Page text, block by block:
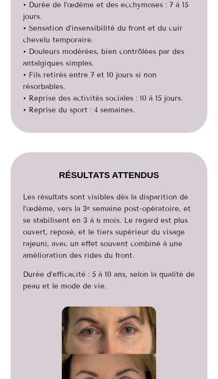
• Durée de l’œdème et des ecchymoses : 7 à 15
jours.
• Sensation d’insensibilité du front et du cuir
chevelu temporaire.
• Douleurs modérées, bien contrôlées par des
antalgiques simples.
• Fils retirés entre 7 et 10 jours si non
résorbables.
• Reprise des activités sociales : 10 à 15 jours.
• Reprise du sport : 4 semaines.
RÉSULTATS ATTENDUS
Les résultats sont visibles dès la disparition de
l’œdème, vers la 3ᵉ semaine post-opératoire, et
se stabilisent en 3 à 6 mois. Le regard est plus
ouvert, reposé, et le tiers supérieur du visage
rajeuni, avec un effet souvent combiné à une
amélioration des rides du front.
Durée d’efficacité : 5 à 10 ans, selon la qualité de
peau et le mode de vie.